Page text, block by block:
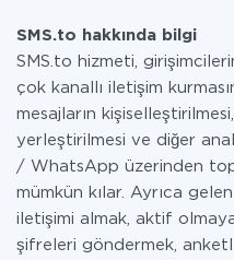
SMS.to hakkında bilgi
SMS.to hizmeti,
çok kanallı iletişim
mesajların
yerleştirilmesi ve diğer
/ WhatsApp üzerinden
mümkün kılar. Ayrıca
iletişimi almak, aktif
şifreleri göndermek,